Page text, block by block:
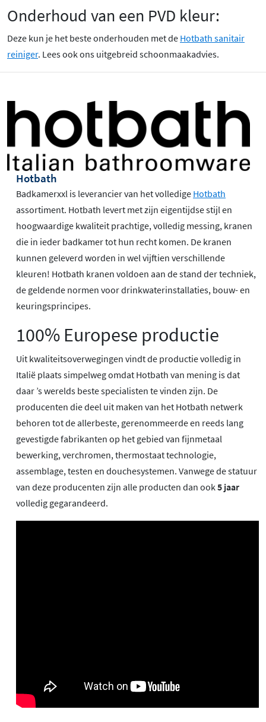
Onderhoud van een PVD kleur:
Deze kun je het beste onderhouden met de Hotbath sanitair
reiniger. Lees ook ons uitgebreid schoonmaakadvies.
Hotbath
Badkamerxxl is leverancier van het volledige Hotbath
assortiment. Hotbath levert met zijn eigentijdse stijl en
hoogwaardige kwaliteit prachtige, volledig messing, kranen
die in ieder badkamer tot hun recht komen. De kranen
kunnen geleverd worden in wel vijftien verschillende
kleuren! Hotbath kranen voldoen aan de stand der techniek,
de geldende normen voor drinkwaterinstallaties, bouw- en
keuringsprincipes.
100% Europese productie
Uit kwaliteitsoverwegingen vindt de productie volledig in
Italië plaats simpelweg omdat Hotbath van mening is dat
daar ’s werelds beste specialisten te vinden zijn. De
producenten die deel uit maken van het Hotbath netwerk
behoren tot de allerbeste, gerenommeerde en reeds lang
gevestigde fabrikanten op het gebied van fijnmetaal
bewerking, verchromen, thermostaat technologie,
assemblage, testen en douchesystemen. Vanwege de statuur
van deze producenten zijn alle producten dan ook5 jaar
volledig gegarandeerd.